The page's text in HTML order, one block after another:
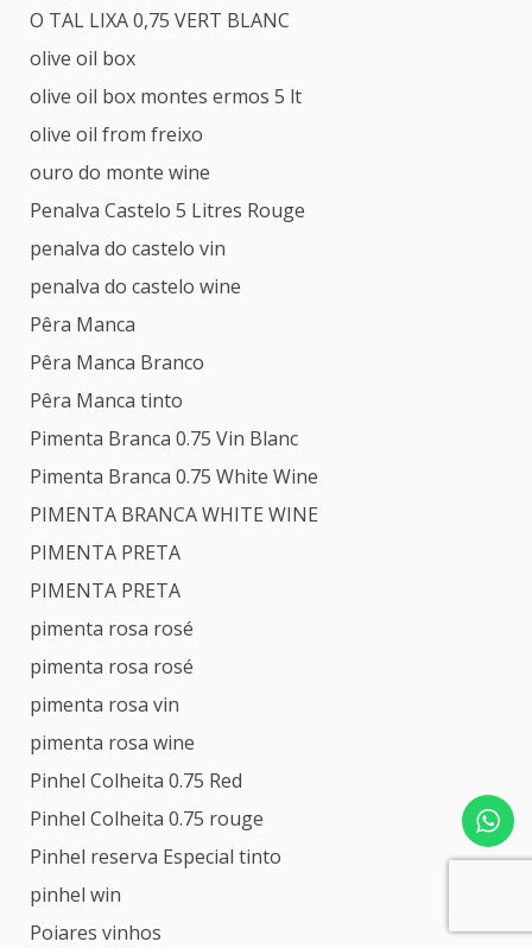
O TAL LIXA 0,75 VERT BLANC
olive oil box
olive oil box montes ermos 5 lt
olive oil from freixo
ouro do monte wine
Penalva Castelo 5 Litres Rouge
penalva do castelo vin
penalva do castelo wine
Pêra Manca
Pêra Manca Branco
Pêra Manca tinto
Pimenta Branca 0.75 Vin Blanc
Pimenta Branca 0.75 White Wine
PIMENTA BRANCA WHITE WINE
PIMENTA PRETA
PIMENTA PRETA
pimenta rosa rosé
pimenta rosa rosé
pimenta rosa vin
pimenta rosa wine
Pinhel Colheita 0.75 Red
Pinhel Colheita 0.75 rouge
Pinhel reserva Especial tinto
pinhel win
Poiares vinhos